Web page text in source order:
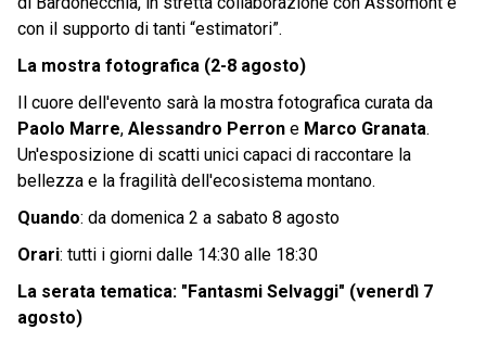
con il supporto di tanti “estimatori”.
La mostra fotografica (2-8 agosto)
Il cuore dell'evento sarà la mostra fotografica curata da
Paolo Marre, Alessandro Perron e Marco Granata.
Un'esposizione di scatti unici capaci di raccontare la
bellezza e la fragilità dell'ecosistema montano.
Quando: da domenica 2 a sabato 8 agosto
Orari: tutti i giorni dalle 14:30 alle 18:30
La serata tematica: "Fantasmi Selvaggi" (venerdì 7
agosto)